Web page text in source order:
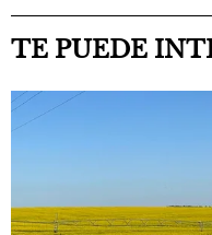
TE PUEDE